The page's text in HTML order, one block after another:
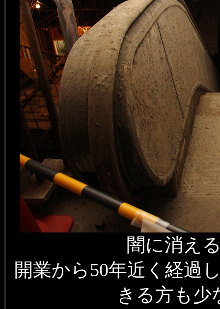
闇に消え
開業から50年近く経過
きる方も少